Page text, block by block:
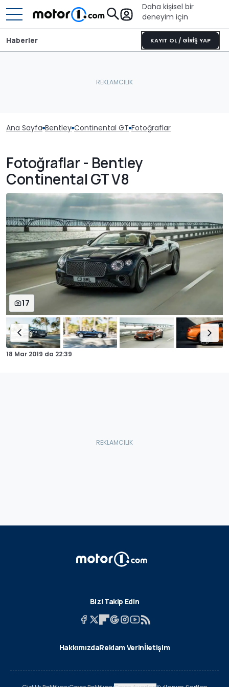
Daha kişisel bir
deneyim için
KAYIT OL / GİRİŞ YAP
Haberler
Ana Sayfa Bentley Continental GT Fotoğraflar
Fotoğraflar - Bentley
Continental GT V8
17
18 Mar 2019 da 22:39
Bizi Takip Edin
HakkımızdaReklam Verinİletişim